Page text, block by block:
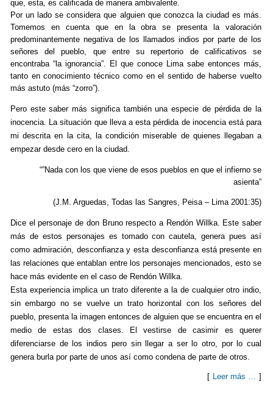
que, esta, es calificada de manera ambivalente.
Por un lado se considera que alguien que conozca la ciudad es más.
Tomemos en cuenta que en la obra se presenta la valoración
predominantemente negativa de los llamados indios por parte de los
señores del pueblo, que entre su repertorio de calificativos se
encontraba “la ignorancia”. El que conoce Lima sabe entonces más,
tanto en conocimiento técnico como en el sentido de haberse vuelto
más astuto (más “zorro”).
Pero este saber más significa también una especie de pérdida de la
inocencia. La situación que lleva a esta pérdida de inocencia está para
mi descrita en la cita, la condición miserable de quienes llegaban a
empezar desde cero en la ciudad.
“”Nada con los que viene de esos pueblos en que el infierno se
asienta”
(J.M. Arguedas, Todas las Sangres, Peisa – Lima 2001:35)
Dice el personaje de don Bruno respecto a Rendón Willka. Este saber
más de estos personajes es tomado con cautela, genera pues así
como admiración, desconfianza y esta desconfianza está presente en
las relaciones que entablan entre los personajes mencionados, esto se
hace más evidente en el caso de Rendón Willka.
Esta experiencia implica un trato diferente a la de cualquier otro indio,
sin embargo no se vuelve un trato horizontal con los señores del
pueblo, presenta la imagen entonces de alguien que se encuentra en el
medio de estas dos clases. El vestirse de casimir es querer
diferenciarse de los indios pero sin llegar a ser lo otro, por lo cual
genera burla por parte de unos así como condena de parte de otros.
[ Leer más … ]